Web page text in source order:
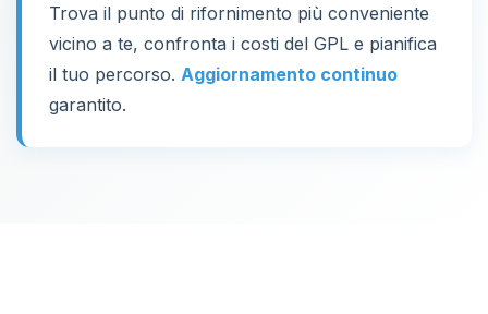
Trova il punto di rifornimento più conveniente
vicino a te, confronta i costi del GPL e pianifica
il tuo percorso. Aggiornamento continuo
garantito.